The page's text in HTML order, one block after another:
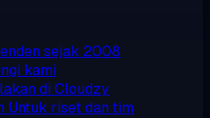
sejak 2008
kami
di Cloudzy
Untuk riset dan tim